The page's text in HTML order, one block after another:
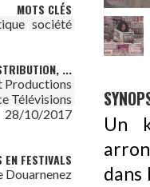
MOTS CLÉS
société
...
Productions
Télévisions
28/10/2017
FESTIVALS
Douarnenez
Un
dans